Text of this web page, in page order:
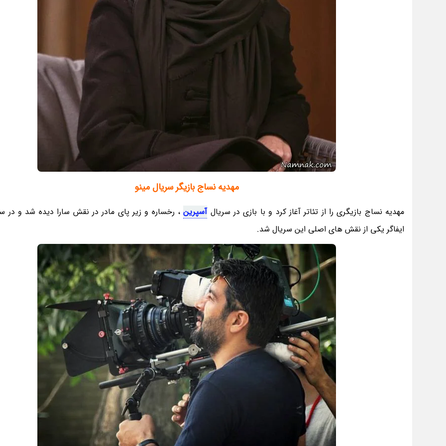
مهدیه نساج بازیگر سریال مینو
مهدیه نساج بازیگری را از تئاتر آغاز کرد و با بازی در سریالآسپرین، رخساره و زیر پای مادر در نقش سارا دیده شد و در
ایفاگر یکی از نقش های اصلی این سریال شد.